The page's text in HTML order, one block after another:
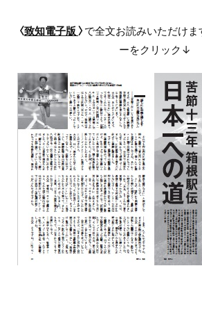
〈致知電子版〉で全文お読みいただけ
ーをクリック↓